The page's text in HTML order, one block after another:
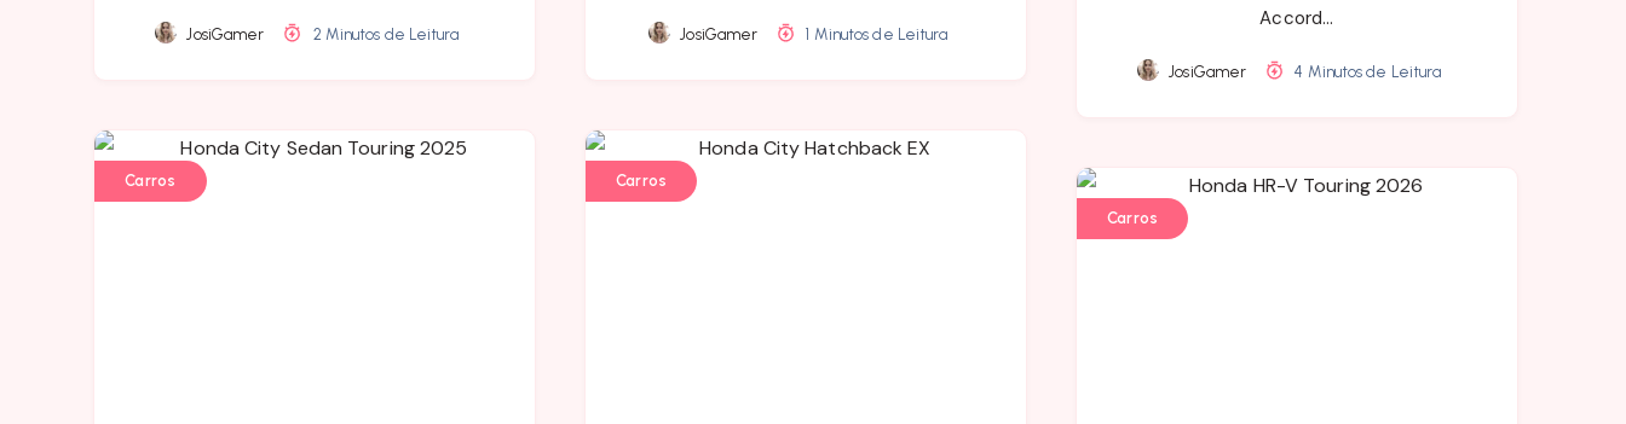
JosiGamer 2 Minutos de Leitura JosiGamer 1 Minutos de Leitura
Accord…
JosiGamer 4 Minutos de Leitura
Carros Carros
Carros